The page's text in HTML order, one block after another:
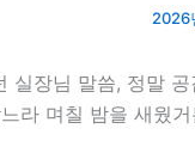
2026
실장님 말씀, 정말
라 며칠 밤을 새웠거